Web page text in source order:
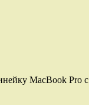
MacBook Pro